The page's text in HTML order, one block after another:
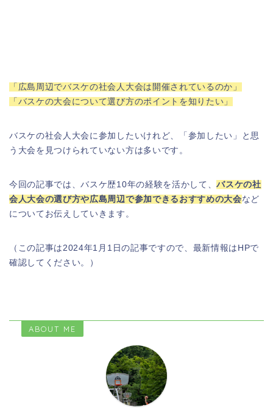
「広島周辺でバスケの社会人大会は開催されているのか」
「バスケの大会について選び方のポイントを知りたい」
バスケの社会人大会に参加したいけれど、「参加したい」と思
う大会を見つけられていない方は多いです。
今回の記事では、バスケ歴10年の経験を活かして、バスケの社
会人大会の選び方や広島周辺で参加できるおすすめの大会など
についてお伝えしていきます。
（この記事は2024年1月1日の記事ですので、最新情報はHPで
確認してください。）
ABOUT ME